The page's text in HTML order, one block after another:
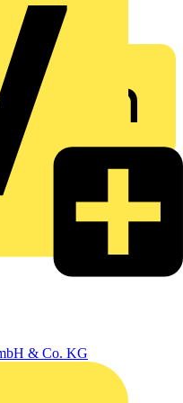
& Co. KG
Zugang zu Branchennews,
Tools – alles auf einer